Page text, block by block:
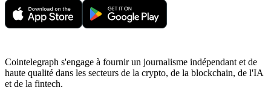
Cointelegraph s'engage à fournir un journalisme indépendant et de
haute qualité dans les secteurs de la crypto, de la blockchain, de l'IA
et de la fintech.